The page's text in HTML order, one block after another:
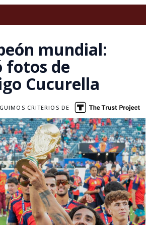
mundial:
fotos de
Cucurella
CRITERIOS DE